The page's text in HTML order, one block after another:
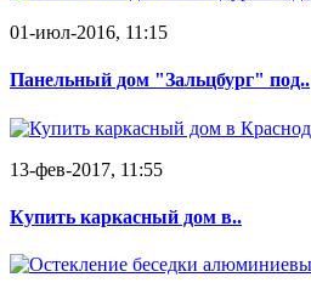
01-июл-2016, 11:15
Панельный дом "Зальцбург" под..
13-фев-2017, 11:55
Купить каркасный дом в..